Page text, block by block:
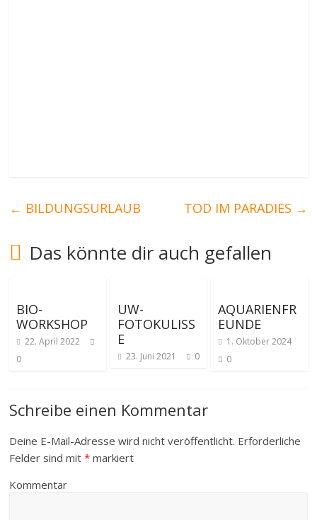
← BILDUNGSURLAUB TOD IM PARADIES →
Das könnte dir auch gefallen
BIO-
WORKSHOP
22. April 2022
0
UW-
FOTOKULISS
E
23. Juni 2021 0
AQUARIENFR
EUNDE
1. Oktober 2024
0
Schreibe einen Kommentar
Deine E-Mail-Adresse wird nicht veröffentlicht. Erforderliche
Felder sind mit* markiert
Kommentar